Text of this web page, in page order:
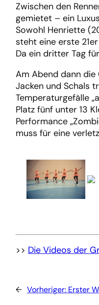
Zwischen den
gemietet – ein
Sowohl Henriette
steht eine erste
Da ein dritter Tag
Am Abend dann
Jacken und Schals
Temperaturgefälle
Platz fünf unter 13
Performance
muss für eine
>> Die Videos der
← Vorheriger: Erster